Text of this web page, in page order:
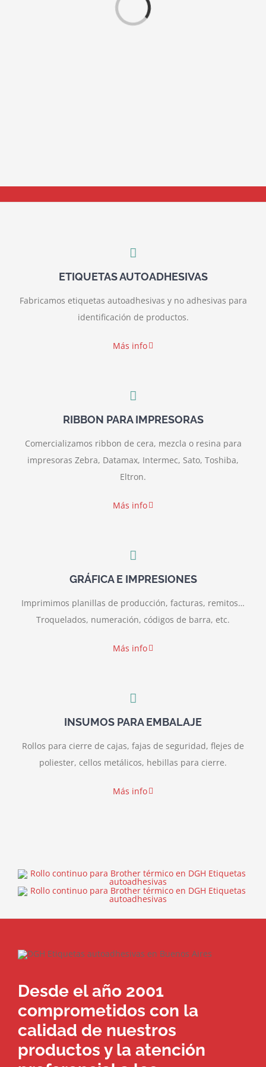
ETIQUETAS AUTOADHESIVAS
Fabricamos etiquetas autoadhesivas y no adhesivas para
identificación de productos.
Más info
RIBBON PARA IMPRESORAS
Comercializamos ribbon de cera, mezcla o resina para
impresoras Zebra, Datamax, Intermec, Sato, Toshiba,
Eltron.
Más info
GRÁFICA E IMPRESIONES
Imprimimos planillas de producción, facturas, remitos…
Troquelados, numeración, códigos de barra, etc.
Más info
INSUMOS PARA EMBALAJE
Rollos para cierre de cajas, fajas de seguridad, flejes de
poliester, cellos metálicos, hebillas para cierre.
Más info
Desde el año 2001
comprometidos con la
calidad de nuestros
productos y la atención